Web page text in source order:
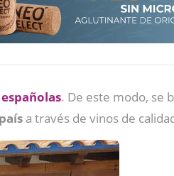
. De este modo, se
a través de vinos de